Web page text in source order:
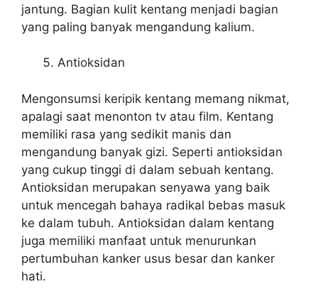
jantung. Bagian kulit kentang menjadi bagian
yang paling banyak mengandung kalium.
Antioksidan
Mengonsumsi keripik kentang memang nikmat,
apalagi saat menonton tv atau film. Kentang
memiliki rasa yang sedikit manis dan
mengandung banyak gizi. Seperti antioksidan
yang cukup tinggi di dalam sebuah kentang.
Antioksidan merupakan senyawa yang baik
untuk mencegah bahaya radikal bebas masuk
ke dalam tubuh. Antioksidan dalam kentang
juga memiliki manfaat untuk menurunkan
pertumbuhan kanker usus besar dan kanker
hati.